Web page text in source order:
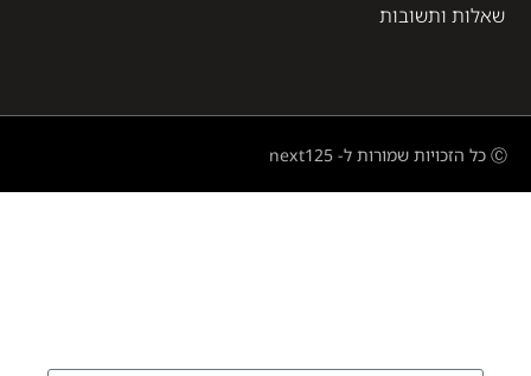
שאלות ותשובות
Ⓒ כל הזכויות שמורות ל- next125